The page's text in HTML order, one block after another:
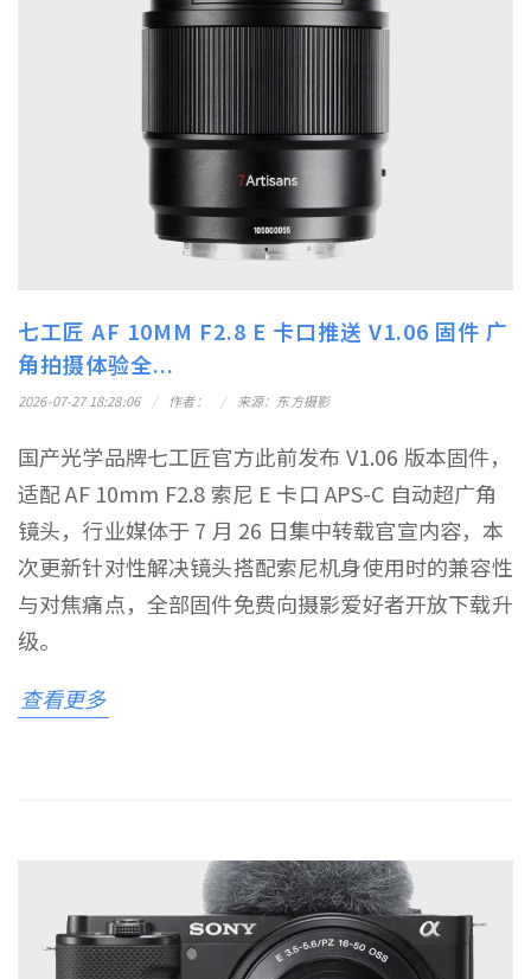
七工匠 AF 10MM F2.8 E 卡口推送 V1.06 固件 广
角拍摄体验全...
2026-07-27 18:28:06 作者： 来源：东方摄影
国产光学品牌七工匠官方此前发布 V1.06 版本固件，
适配 AF 10mm F2.8 索尼 E 卡口 APS-C 自动超广角
镜头，行业媒体于 7 月 26 日集中转载官宣内容，本
次更新针对性解决镜头搭配索尼机身使用时的兼容性
与对焦痛点，全部固件免费向摄影爱好者开放下载升
级。
查看更多